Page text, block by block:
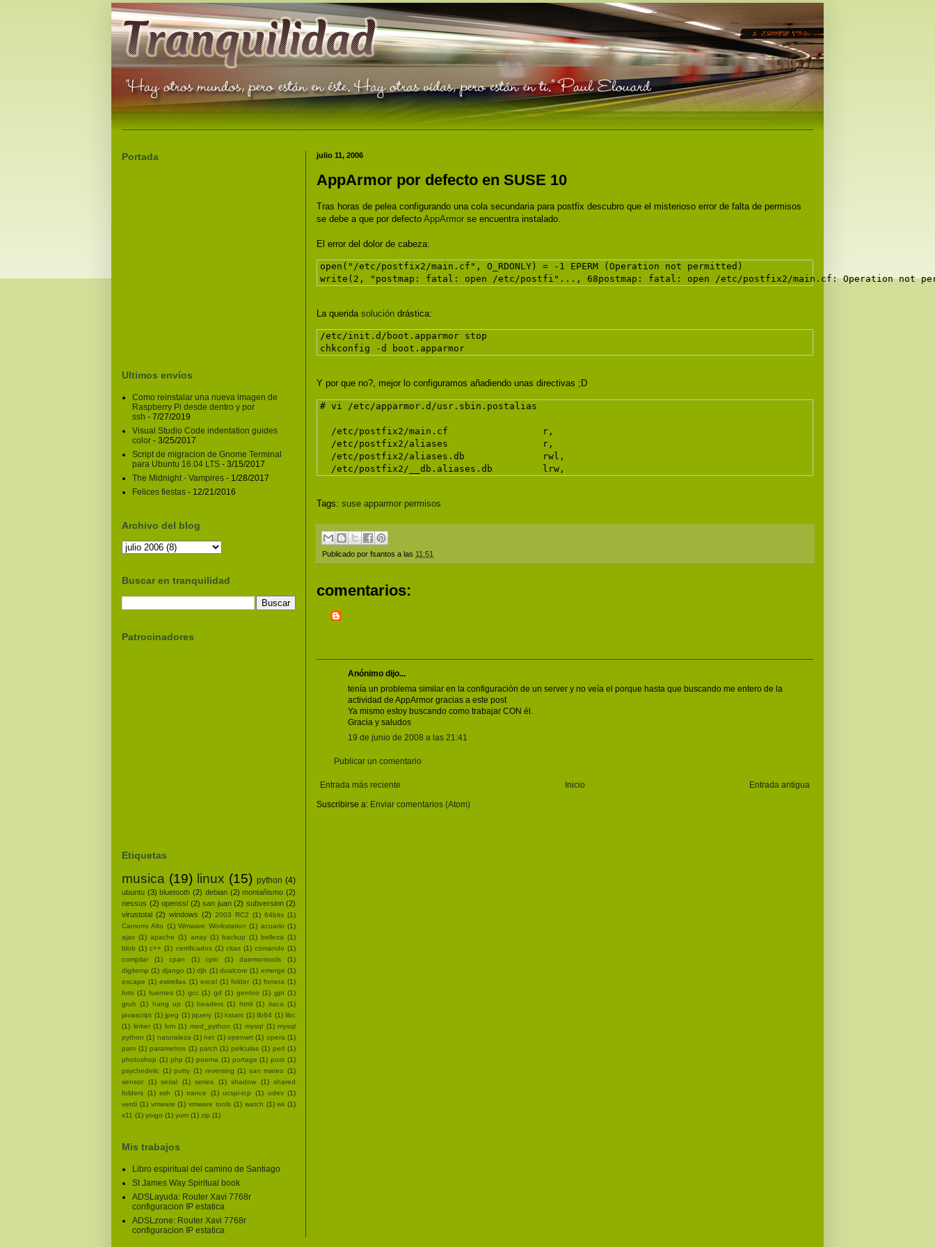
julio 11, 2006
AppArmor por defecto en SUSE 10
Tras horas de pelea configurando una cola secundaria para postfix descubro que el misterioso error de falta de permisos
se debe a que por defecto AppArmor se encuentra instalado.
El error del dolor de cabeza:
open("/etc/postfix2/main.cf", O_RDONLY) = -1 EPERM (Operation not permitted)
write(2, "postmap: fatal: open /etc/postfi"..., 68postmap: fatal: open /etc/postfix2/main.cf: Operation not
La querida solución drástica:
/etc/init.d/boot.apparmor stop
chkconfig -d boot.apparmor
Y por que no?, mejor lo configuramos añadiendo unas directivas ;D
# vi /etc/apparmor.d/usr.sbin.postalias
  /etc/postfix2/main.cf                 r,
  /etc/postfix2/aliases                 r,
  /etc/postfix2/aliases.db              rwl,
  /etc/postfix2/__db.aliases.db         lrw,
Tags: suse apparmor permisos
Publicado por fsantos a las 11:51
comentarios:
Anónimo dijo...
tenía un problema similar en la configuración de un server y no veía el porque hasta que buscando me entero de la
actividad de AppArmor gracias a este post
Ya mismo estoy buscando como trabajar CON él.
Gracia y saludos
19 de junio de 2008 a las 21:41
Publicar un comentario
Entrada más reciente Entrada antigua
Inicio
Suscribirse a: Enviar comentarios (Atom)
Portada
Ultimos envíos
Como reinstalar una nueva imagen de
Raspberry Pi desde dentro y por
ssh - 7/27/2019
Visual Studio Code indentation guides
color - 3/25/2017
Script de migracion de Gnome Terminal
para Ubuntu 16.04 LTS - 3/15/2017
The Midnight - Vampires - 1/28/2017
Felices fiestas - 12/21/2016
Archivo del blog
Buscar en tranquilidad
Patrocinadores
Etiquetas
musica (19) linux (15) python (4)
ubuntu (3) bluetooth (2) debian (2) montañismo (2)
nessus (2) openssl (2) san juan (2) subversion (2)
virustotal (2) windows (2) 2003 RC2 (1) 64bits (1)
Camorro Alto (1) Wmware Workstation (1) acuario (1)
ajax (1) apache (1) array (1) backup (1) belleza (1)
blob (1) c++ (1) certificados (1) citas (1) comando (1)
compilar
(1) cpan (1) cpio (1) daemontools
(1)
digitemp (1) django (1) djb (1) dualcore (1) emerge (1)
escape (1) estrellas (1) excel (1) folder (1) fonera (1)
foto (1) fuentes (1) gcc (1) gd (1) gentoo (1) gpt (1)
grub (1) hang up (1) headers (1) html (1) itaca (1)
javascript (1) jpeg (1) jquery (1) kstars (1) lib64 (1) libc
(1) linker (1) lvm (1) mod_python (1) mysql (1) mysql
python (1) naturaleza (1) net (1) openwrt (1) opera (1)
pam (1) parametros (1) patch (1) peliculas (1) perl (1)
photoshop (1) php (1) poema (1) portage (1) post (1)
psychedelic (1) putty (1) reversing (1) san mateo (1)
sensor
(1) serial (1) series (1) shadow (1) shared
folders (1) ssh (1) trance (1) ucspi-tcp (1) udev (1)
verdi (1) vmware (1) vmware tools (1) watch (1) wii (1)
x11 (1) yoigo (1) yum (1) zip (1)
Mis trabajos
Libro espiritual del camino de Santiago
St James Way Spiritual book
ADSLayuda: Router Xavi 7768r
configuracion IP estatica
ADSLzone: Router Xavi 7768r
configuracion IP estatica